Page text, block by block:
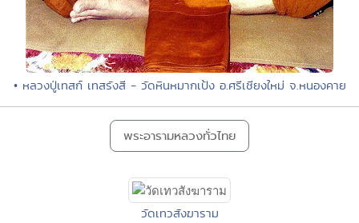
• หลวงปู่เทสก์ เทสรังสี - วัดหินหมากเป้ง อ.ศรีเชียงใหม่ จ.หนองคาย
พระอารามหลวงทั่วไทย
วัดเทวสังฆาราม